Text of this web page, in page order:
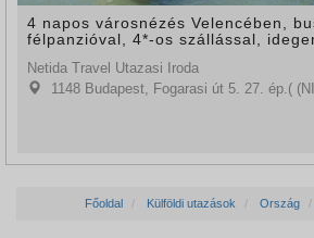
4 napos városnézés Velencében,
félpanzióval, 4*-os szállással,
Netida Travel Utazasi Iroda
1148 Budapest, Fogarasi út 5. 27. ép.( (NINCS
Főoldal Külföldi utazások Ország